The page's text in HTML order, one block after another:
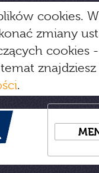
cookies.
zmiany
cookies
.